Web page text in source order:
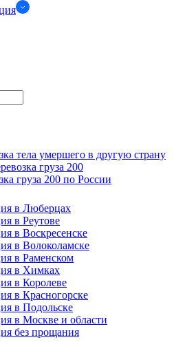
тела умершего в другую страну
груза 200
груза 200 по России
в Люберцах
в Реутове
в Воскресенске
в Волоколамске
в Раменском
в Химках
в Королеве
в Красногорске
в Подольске
в Москве и области
без прощания